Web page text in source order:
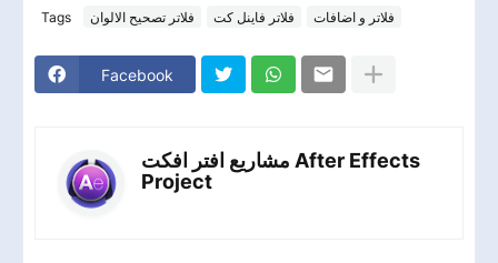
Tags فلاتر تصحيح الالوان فلاتر فاينل كت فلاتر و اضافات
Facebook
مشاريع افتر افكت After Effects
Project